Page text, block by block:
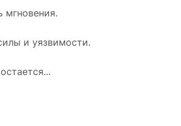
мгновения.
и уязвимости.